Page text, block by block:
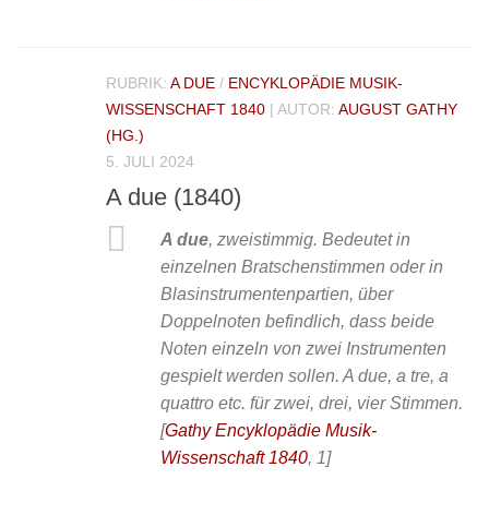
RUBRIK: A DUE / ENCYKLOPÄDIE MUSIK-
WISSENSCHAFT 1840 | AUTOR: AUGUST GATHY
(HG.)
5. JULI 2024
A due (1840)
A due, zweistimmig. Bedeutet in
einzelnen Bratschenstimmen oder in
Blasinstrumentenpartien, über
Doppelnoten befindlich, dass beide
Noten einzeln von zwei Instrumenten
gespielt werden sollen. A due, a tre, a
quattro etc. für zwei, drei, vier Stimmen.
[Gathy Encyklopädie Musik-
Wissenschaft 1840, 1]